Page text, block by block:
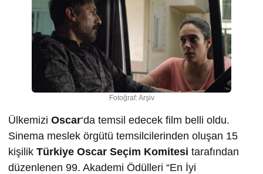
Fotoğraf: Arşiv
Ülkemizi Oscar‘da temsil edecek film belli oldu.
Sinema meslek örgütü temsilcilerinden oluşan 15
kişilik Türkiye Oscar Seçim Komitesi tarafından
düzenlenen 99. Akademi Ödülleri “En İyi